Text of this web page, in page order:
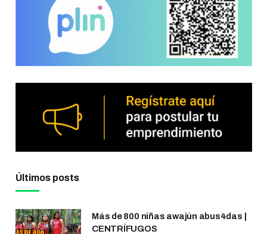
Últimos posts
Más de 800 niñas awajún abus4das |
CENTRÍFUGOS